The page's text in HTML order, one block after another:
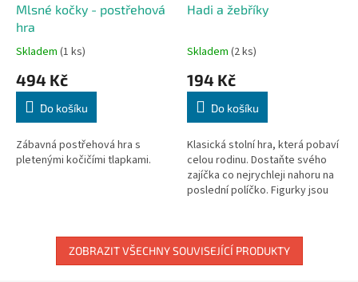
Mlsné kočky - postřehová
hra
Skladem (1 ks)
494 Kč
Do košíku
Zábavná postřehová hra s
pletenými kočičími tlapkami.
Hadi a žebříky
Skladem (2 ks)
194 Kč
Do košíku
Klasická stolní hra, která pobaví
celou rodinu. Dostaňte svého
zajíčka co nejrychleji nahoru na
poslední políčko. Figurky jsou
ZOBRAZIT VŠECHNY SOUVISEJÍCÍ PRODUKTY